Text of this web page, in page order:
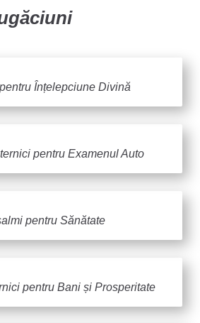
Înțelepciune Divină
pentru Examenul Auto
pentru Sănătate
pentru Bani și Prosperitate